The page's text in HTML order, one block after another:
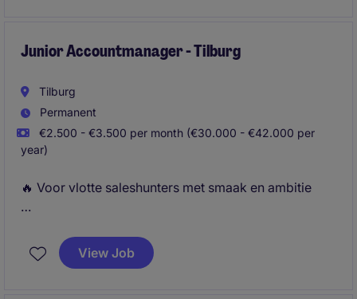
Junior Accountmanager - Tilburg
Tilburg
Permanent
€2.500 - €3.500 per month (€30.000 - €42.000 per
year)
🔥 Voor vlotte saleshunters met smaak en ambitie
de schakel tussen ambitieuze professionals en
toonaangevende bedrijven. Je gebruikt je
View Job